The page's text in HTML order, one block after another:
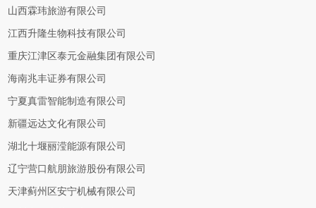
山西霖玮旅游有限公司
江西升隆生物科技有限公司
重庆江津区泰元金融集团有限公司
海南兆丰证券有限公司
宁夏真雷智能制造有限公司
新疆远达文化有限公司
湖北十堰丽滢能源有限公司
辽宁营口航朋旅游股份有限公司
天津蓟州区安宁机械有限公司